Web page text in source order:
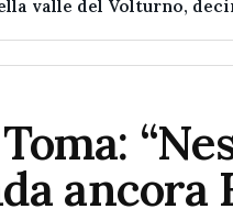
ancora